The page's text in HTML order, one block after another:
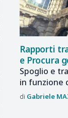
Rapporti
e Procura
Spoglio e
in funzione
Gabriele